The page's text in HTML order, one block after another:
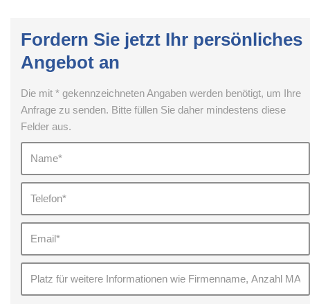
Fordern Sie jetzt Ihr persönliches
Angebot an
Die mit * gekennzeichneten Angaben werden benötigt, um Ihre
Anfrage zu senden. Bitte füllen Sie daher mindestens diese
Felder aus.